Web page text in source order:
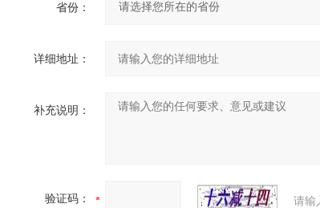
省份：
详细地址：
补充说明：
验证码： 请输